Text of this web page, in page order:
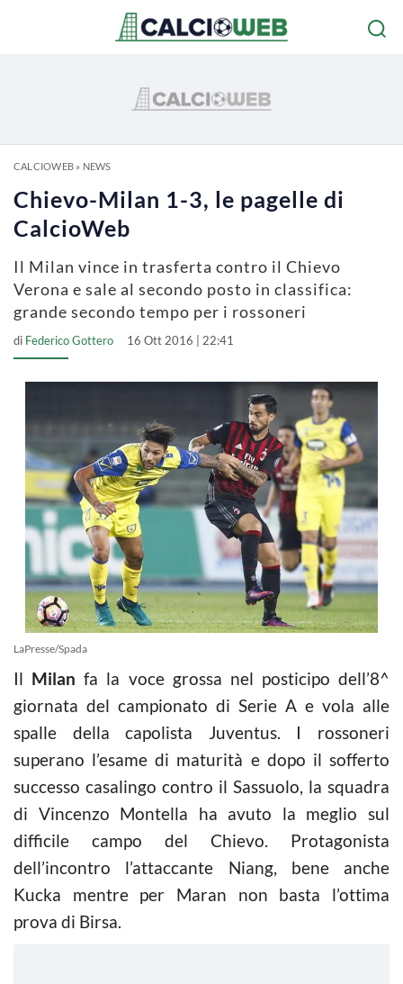
CALCIOWEB» NEWS
Chievo-Milan 1-3, le pagelle di
CalcioWeb
Il Milan vince in trasferta contro il Chievo
Verona e sale al secondo posto in classifica:
grande secondo tempo per i rossoneri
di Federico Gottero 16 Ott 2016 | 22:41
LaPresse/Spada
Il Milan fa la voce grossa nel posticipo dell’8^
giornata del campionato di Serie A e vola alle
spalle della capolista Juventus. I rossoneri
superano l’esame di maturità e dopo il sofferto
successo casalingo contro il Sassuolo, la squadra
di Vincenzo Montella ha avuto la meglio sul
difficile campo del Chievo. Protagonista
dell’incontro l’attaccante Niang, bene anche
Kucka mentre per Maran non basta l’ottima
prova di Birsa.